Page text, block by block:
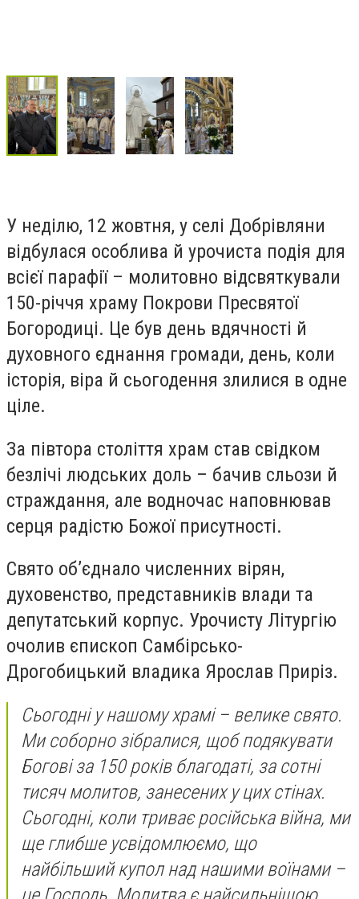
У неділю, 12 жовтня, у селі Добрівляни
відбулася особлива й урочиста подія для
всієї парафії – молитовно відсвяткували
150-річчя храму Покрови Пресвятої
Богородиці. Це був день вдячності й
духовного єднання громади, день, коли
історія, віра й сьогодення злилися в одне
ціле.
За півтора століття храм став свідком
безлічі людських доль – бачив сльози й
страждання, але водночас наповнював
серця радістю Божої присутності.
Свято об’єднало численних вірян,
духовенство, представників влади та
депутатський корпус. Урочисту Літургію
очолив єпископ Самбірсько-
Дрогобицький владика Ярослав Приріз.
Сьогодні у нашому храмі – велике свято.
Ми соборно зібралися, щоб подякувати
Богові за 150 років благодаті, за сотні
тисяч молитов, занесених у цих стінах.
Сьогодні, коли триває російська війна, ми
ще глибше усвідомлюємо, що
найбільший купол над нашими воїнами –